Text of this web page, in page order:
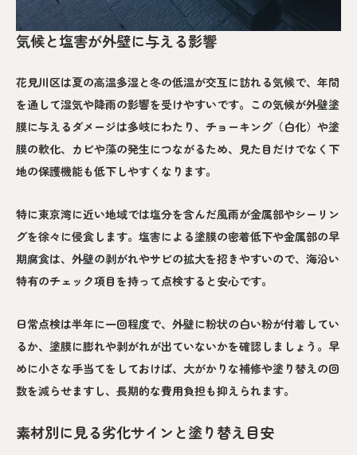
気候と塩害が外壁に与える影響
花見川区は夏の高温多湿と冬の低温が交互に訪れる気候で、年間
を通して湿気や降雨の影響を受けやすいです。この気候が外壁塗
膜に与えるダメージは多岐にわたり、チョーキング（白化）や塗
膜の軟化、カビや藻の発生につながるため、見た目だけでなく下
地の保護機能も低下しやすくなります。
特に東京湾に近い地域では塩分を含んだ風雨が金属部やシーリン
グを徐々に侵食します。塩害による塗膜の密着低下や金属部の早
期腐食は、外壁の剥がれやサビの拡大を招きやすいので、海沿い
特有のチェック項目を持って点検すると安心です。
日常点検は半年に一回程度で、外壁に粉状の白い粉が付着してい
るか、塗膜に膨れや剥がれが出ていないかを確認しましょう。早
めに小さな手当てをしておけば、大がかりな補修や塗り替えの回
数を減らせますし、長期的な費用負担も抑えられます。
素材別に見る劣化サインと塗り替え目安